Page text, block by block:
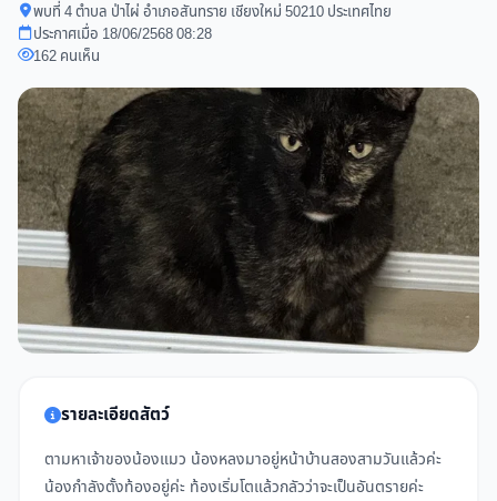
พบที่ 4 ตำบล ป่าไผ่ อำเภอสันทราย เชียงใหม่ 50210 ประเทศไทย
ประกาศเมื่อ 18/06/2568 08:28
162 คนเห็น
รายละเอียดสัตว์
ตามหาเจ้าของน้องแมว น้องหลงมาอยู่หน้าบ้านสองสามวันแล้วค่ะ
น้องกำลังตั้งท้องอยู่ค่ะ ท้องเริ่มโตแล้วกลัวว่าจะเป็นอันตรายค่ะ